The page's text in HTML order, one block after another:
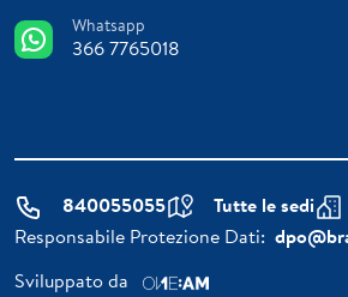
Whatsapp
366 7765018
840055055 Tutte le sedi
Responsabile Protezione Dati:
Sviluppato da